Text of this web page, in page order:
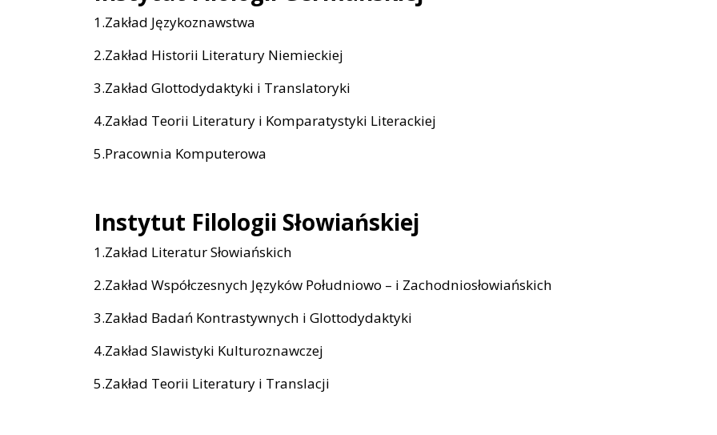
1.Zakład Językoznawstwa
2.Zakład Historii Literatury Niemieckiej
3.Zakład Glottodydaktyki i Translatoryki
4.Zakład Teorii Literatury i Komparatystyki Literackiej
5.Pracownia Komputerowa
Instytut Filologii Słowiańskiej
1.Zakład Literatur Słowiańskich
2.Zakład Współczesnych Języków Południowo – i Zachodniosłowiańskich
3.Zakład Badań Kontrastywnych i Glottodydaktyki
4.Zakład Slawistyki Kulturoznawczej
5.Zakład Teorii Literatury i Translacji